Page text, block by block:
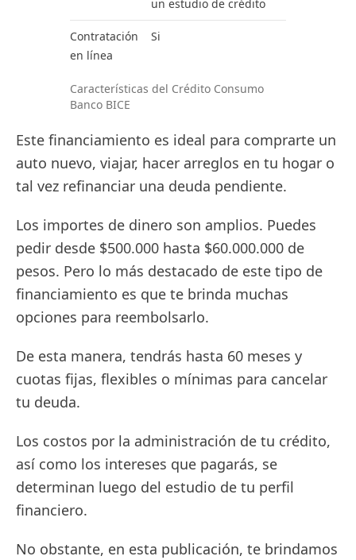
un estudio de crédito
Contratación
en línea
Si
Características del Crédito Consumo
Banco BICE
Este financiamiento es ideal para comprarte un
auto nuevo, viajar, hacer arreglos en tu hogar o
tal vez refinanciar una deuda pendiente.
Los importes de dinero son amplios. Puedes
pedir desde $500.000 hasta $60.000.000 de
pesos. Pero lo más destacado de este tipo de
financiamiento es que te brinda muchas
opciones para reembolsarlo.
De esta manera, tendrás hasta 60 meses y
cuotas fijas, flexibles o mínimas para cancelar
tu deuda.
Los costos por la administración de tu crédito,
así como los intereses que pagarás, se
determinan luego del estudio de tu perfil
financiero.
No obstante, en esta publicación, te brindamos